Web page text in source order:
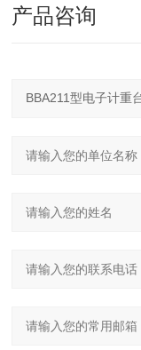
产品咨询